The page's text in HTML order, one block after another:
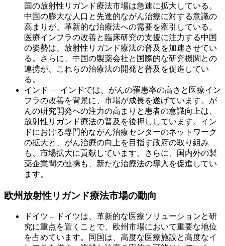
国の放射性リガンド療法市場は急速に拡大している。
中国の膨大な人口と先進的ながん治療に対する意識の
高まりが、革新的な治療法への需要を牽引している。
医療インフラの改善と臨床研究の支援に注力する中国
の姿勢は、放射性リガンド療法の普及を加速させてい
る。さらに、中国の製薬会社と国際的な研究機関との
連携が、これらの治療法の開発と普及を促進してい
る。
インド ― インドでは、がんの罹患率の高さと医療イン
フラの改善を背景に、市場が成長を遂げています。が
んの研究開発への注力の高まりと患者の意識向上は、
放射性リガンド療法の普及を後押ししています。イン
ドにおける専門的ながん治療センターのネットワーク
の拡大と、がん治療の向上を目指す政府の取り組み
も、市場拡大に貢献しています。さらに、国内外の製
薬企業間の連携も、新たな治療法の導入を促進してい
ます。
欧州放射性リガンド療法市場の動向
ドイツ – ドイツは、革新的な医療ソリューションと研
究に重点を置くことで、欧州市場において重要な地位
を占めています。同国は、高度な医療施設と高度なイ